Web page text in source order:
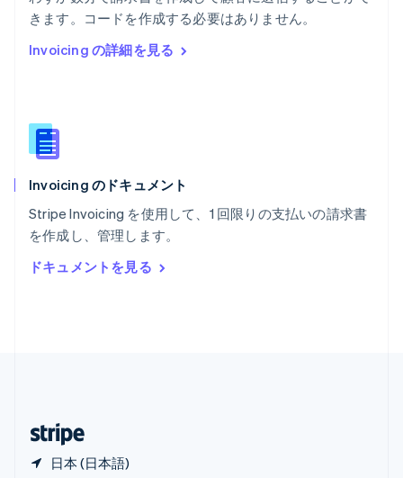
きます。コードを作成する必要はありません。
Invoicing の詳細を見る
Invoicing のドキュメント
Stripe Invoicing を使用して、1 回限りの支払いの請求書
を作成し、管理します。
ドキュメントを見る
日本 (日本語)
PortuguêsEnglish
English
Español
ラトビア
リトアニア
リヒテンシュタイン
Deutsch English
ルーマニア
English